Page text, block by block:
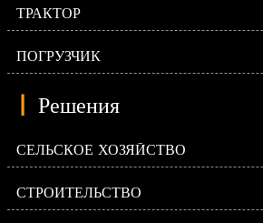
ТРАКТОР
ПОГРУЗЧИК
| Решения
СЕЛЬСКОЕ ХОЗЯЙСТВО
СТРОИТЕЛЬСТВО